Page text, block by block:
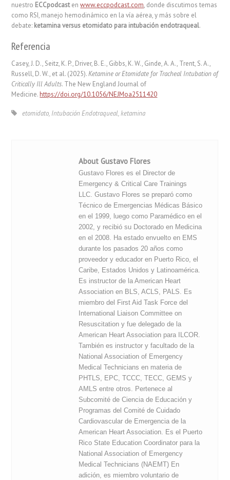
nuestro ECCpodcastenwww.eccpodcast.com, donde discutimos temas
como RSI, manejo hemodinámico en la vía aérea, y más sobre el
debate: ketamina versus etomidato para intubación endotraqueal.
Referencia
Casey, J. D., Seitz, K. P., Driver, B. E., Gibbs, K. W., Ginde, A. A., Trent, S. A.,
Russell, D. W., et al. (2025).Ketamine or Etomidate for Tracheal Intubation of
Critically Ill Adults. The New England Journal of
Medicine.https://doi.org/10.1056/NEJMoa2511420
etomidato, Intubación Endotraqueal,ketamina
About Gustavo Flores
Gustavo Flores es el Director de
Emergency & Critical Care Trainings
LLC. Gustavo Flores se preparó como
Técnico de Emergencias Médicas Básico
en el 1999, luego como Paramédico en el
2002, y recibió su Doctorado en Medicina
en el 2008. Ha estado envuelto en EMS
durante los pasados 20 años como
proveedor y educador en Puerto Rico, el
Caribe, Estados Unidos y Latinoamérica.
Es instructor de la American Heart
Association en BLS, ACLS, PALS. Es
miembro del First Aid Task Force del
International Liaison Committee on
Resuscitation y fue delegado de la
American Heart Association para ILCOR.
También es instructor y facultado de la
National Association of Emergency
Medical Technicians en materia de
PHTLS, EPC, TCCC, TECC, GEMS y
AMLS entre otros. Pertenece al
Subcomité de Ciencia de Educación y
Programas del Comité de Cuidado
Cardiovascular de Emergencia de la
American Heart Association. Es el Puerto
Rico State Education Coordinator para la
National Association of Emergency
Medical Technicians (NAEMT) En
adición, es miembro voluntario de